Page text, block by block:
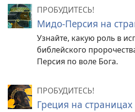
ПРОБУДИТЕСЬ!
Мидо-Персия на
Узнайте, какую роль в
библейского
Персия по воле Бога.
ПРОБУДИТЕСЬ!
Греция на